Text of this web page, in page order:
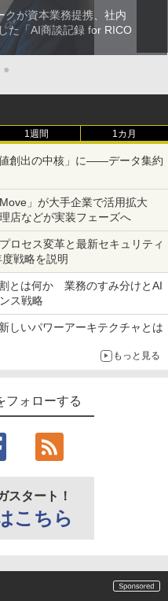
クが資本業務提携、社内
た「AI商談記録 for RICO
●
1週間 1カ月
創出の中核」に――データ集約
」が大手企業で活用拡大
店などが実装フェーズへ
ロセス変革と最新セキュリティ
戦略を説明
とは何か 業務のすみ分けとAI
ス戦略
しいパワーアーキテクチャとは
もっと見る
フォローする
スタート！
こちら